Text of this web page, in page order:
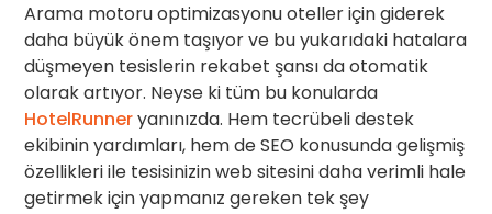
Arama motoru optimizasyonu oteller için giderek
daha büyük önem taşıyor ve bu yukarıdaki hatalara
düşmeyen tesislerin rekabet şansı da otomatik
olarak artıyor. Neyse ki tüm bu konularda
HotelRunneryanınızda. Hem tecrübeli destek
ekibinin yardımları, hem de SEO konusunda gelişmiş
özellikleri ile tesisinizin web sitesini daha verimli hale
getirmek için yapmanız gereken tek şey